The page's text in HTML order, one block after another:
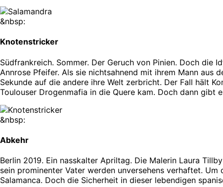
&nbsp:
Knotenstricker
Südfrankreich. Sommer. Der Geruch von Pinien. Doch
Annrose Pfeifer. Als sie nichtsahnend mit ihrem Mann aus
Sekunde auf die andere ihre Welt zerbricht. Der Fall hält
Toulouser Drogenmafia in die Quere kam. Doch dann gibt
&nbsp:
Abkehr
Berlin 2019. Ein nasskalter Apriltag. Die Malerin Laura
sein prominenter Vater werden unversehens verhaftet.
Salamanca. Doch die Sicherheit in dieser lebendigen